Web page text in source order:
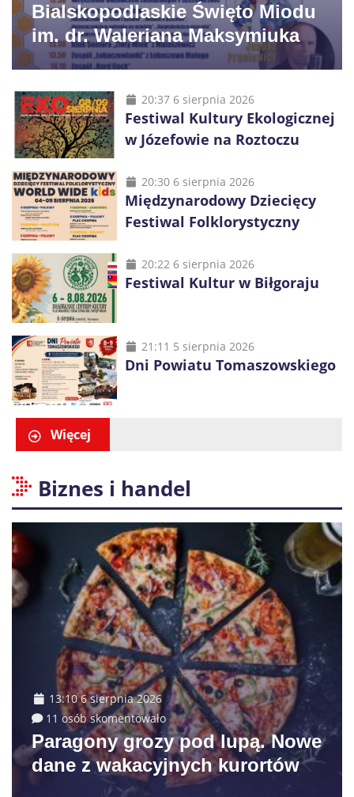
Bialskopodlaskie Święto Miodu
im. dr. Waleriana Maksymiuka
20:37 6 sierpnia 2026
Festiwal Kultury Ekologicznej
w Józefowie na Roztoczu
20:30 6 sierpnia 2026
Międzynarodowy Dziecięcy
Festiwal Folklorystyczny
20:22 6 sierpnia 2026
Festiwal Kultur w Biłgoraju
21:11 5 sierpnia 2026
Dni Powiatu Tomaszowskiego
Więcej
Biznes i handel
13:10 6 sierpnia 2026
11 osób skomentowało
Paragony grozy pod lupą. Nowe
dane z wakacyjnych kurortów